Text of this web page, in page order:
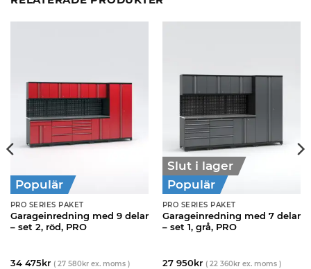
Populär
PRO SERIES PAKET
Garageinredning med 9 delar
– set 2, röd, PRO
34 475kr ( 27 580krex. moms )
Slut i lager
Populär
PRO SERIES PAKET
Garageinredning med 7 delar
– set 1, grå, PRO
27 950kr ( 22 360krex. moms )